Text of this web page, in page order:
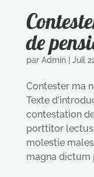
de
par Admin| Juil
Contester ma
Texte
contestation
porttitor
molestie
magna dictum